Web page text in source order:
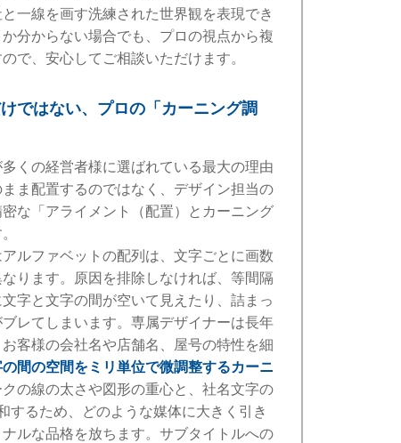
一線を画す洗練された世界観を表現でき
分からない場合でも、プロの視点から複
で、安心してご相談いただけます。
ではない、プロの「カーニング調
くの経営者様に選ばれている最大の理由
ま配置するのではなく、デザイン担当の
な「アライメント（配置）とカーニング
ルファベットの配列は、文字ごとに画数
ります。原因を排除しなければ、等間隔
字と文字の間が空いて見えたり、詰まっ
レてしまいます。専属デザイナーは長年
客様の会社名や店舗名、屋号の特性を細
間の空間をミリ単位で微調整するカーニ
の線の太さや図形の重心と、社名文字の
するため、どのような媒体に大きく引き
ルな品格を放ちます。サブタイトルへの